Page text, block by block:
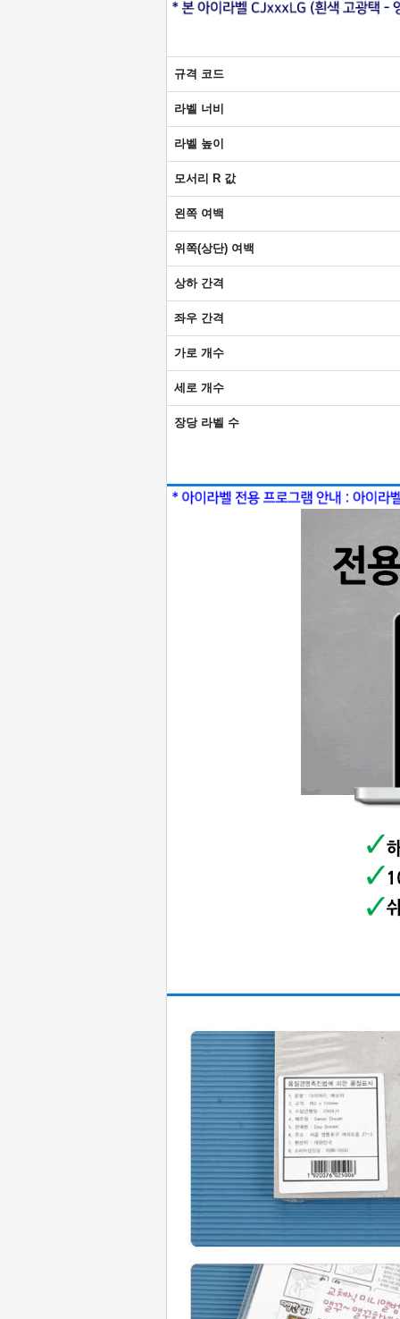
규격 코드
라벨 너비
라벨 높이
모서리 R 값
왼쪽 여백
위쪽(상단) 여백
상하 간격
좌우 간격
가로 개수
세로 개수
장당 라벨 수